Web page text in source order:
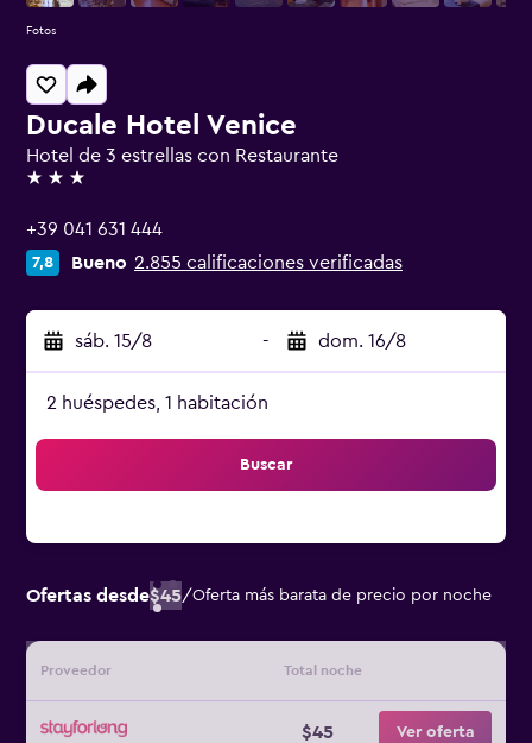
Ducale Hotel Venice
Hotel de 3 estrellas con Restaurante
3 estrellas
+39 041 631 444
7,8 Bueno 2.855 calificaciones verificadas
sáb. 15/8 - dom. 16/8
2 huéspedes, 1 habitación
Buscar
Ofertas desde$45/Oferta más barata de precio por noche
Proveedor Total noche
$45 Ver oferta
Fotos